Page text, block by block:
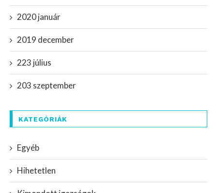
2020 január
2019 december
223 július
203 szeptember
KATEGÓRIÁK
Egyéb
Hihetetlen